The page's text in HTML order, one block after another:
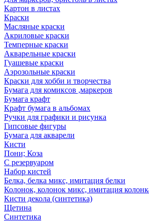
Картон в листах
Краски
Масляные краски
Акриловые краски
Темперные краски
Акварельные краски
Гуашевые краски
Аэрозольные краски
Краски для хобби и творчества
Бумага для комиксов ,маркеров
Бумага крафт
Крафт бумага в альбомах
Ручки для графики и рисунка
Гипсовые фигуры
Бумага для акварели
Кисти
Пони; Коза
С резервуаром
Набор кистей
Белка, белка микс, имитация белки
Колонок, колонок микс, имитация
Кисти декола (синтетика)
Щетина
Синтетика